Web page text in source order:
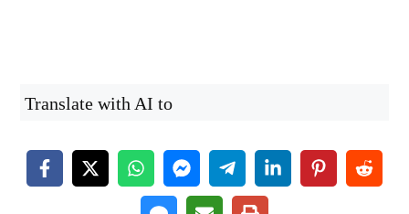
Translate with AI to